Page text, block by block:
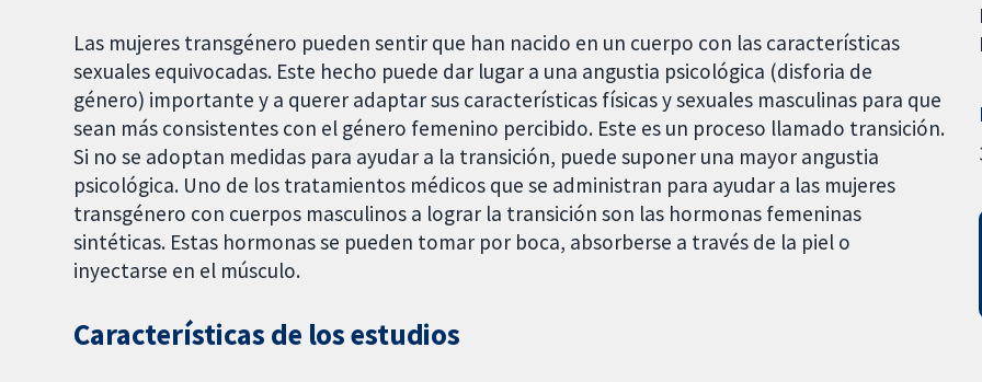
Las mujeres transgénero pueden sentir que han nacido en un cuerpo con las características
sexuales equivocadas. Este hecho puede dar lugar a una angustia psicológica (disforia de
género) importante y a querer adaptar sus características físicas y sexuales masculinas para que
sean más consistentes con el género femenino percibido. Este es un proceso llamado transición.
Si no se adoptan medidas para ayudar a la transición, puede suponer una mayor angustia
psicológica. Uno de los tratamientos médicos que se administran para ayudar a las mujeres
transgénero con cuerpos masculinos a lograr la transición son las hormonas femeninas
sintéticas. Estas hormonas se pueden tomar por boca, absorberse a través de la piel o
inyectarse en el músculo.
Características de los estudios